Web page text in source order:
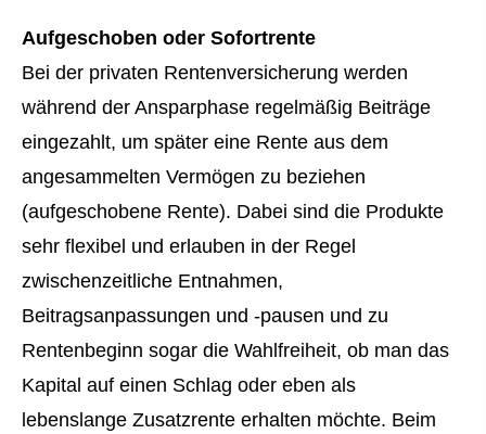
Aufgeschoben oder Sofortrente
Bei der privaten Rentenversicherung werden
während der Ansparphase regelmäßig Beiträge
eingezahlt, um später eine Rente aus dem
angesammelten Vermögen zu beziehen
(aufgeschobene Rente). Dabei sind die Produkte
sehr flexibel und erlauben in der Regel
zwischenzeitliche Entnahmen,
Beitragsanpassungen und -pausen und zu
Rentenbeginn sogar die Wahlfreiheit, ob man das
Kapital auf einen Schlag oder eben als
lebenslange Zusatzrente erhalten möchte. Beim